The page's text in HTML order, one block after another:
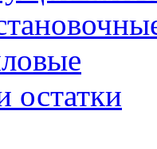
остатки